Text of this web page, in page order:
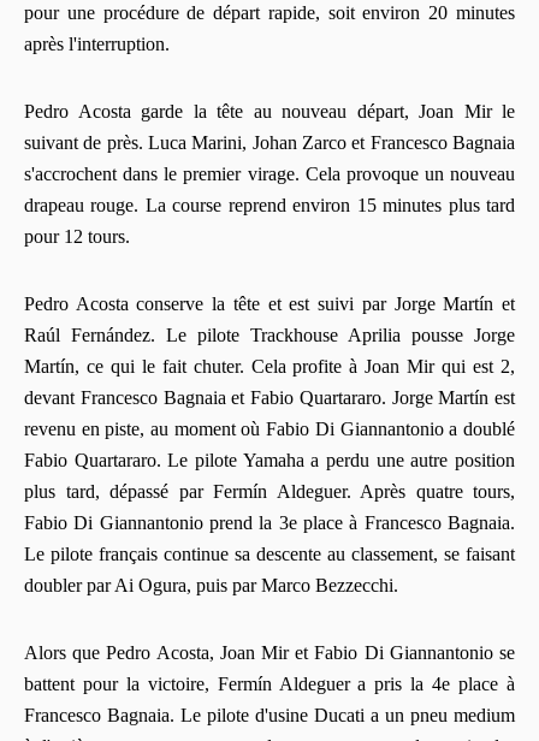
pour une procédure de départ rapide, soit environ 20 minutes
après l'interruption.
Pedro Acosta garde la tête au nouveau départ, Joan Mir le
suivant de près. Luca Marini, Johan Zarco et Francesco Bagnaia
s'accrochent dans le premier virage. Cela provoque un nouveau
drapeau rouge. La course reprend environ 15 minutes plus tard
pour 12 tours.
Pedro Acosta conserve la tête et est suivi par Jorge Martín et
Raúl Fernández. Le pilote Trackhouse Aprilia pousse Jorge
Martín, ce qui le fait chuter. Cela profite à Joan Mir qui est 2,
devant Francesco Bagnaia et Fabio Quartararo. Jorge Martín est
revenu en piste, au moment où Fabio Di Giannantonio a doublé
Fabio Quartararo. Le pilote Yamaha a perdu une autre position
plus tard, dépassé par Fermín Aldeguer. Après quatre tours,
Fabio Di Giannantonio prend la 3e place à Francesco Bagnaia.
Le pilote français continue sa descente au classement, se faisant
doubler par Ai Ogura, puis par Marco Bezzecchi.
Alors que Pedro Acosta, Joan Mir et Fabio Di Giannantonio se
battent pour la victoire, Fermín Aldeguer a pris la 4e place à
Francesco Bagnaia. Le pilote d'usine Ducati a un pneu medium